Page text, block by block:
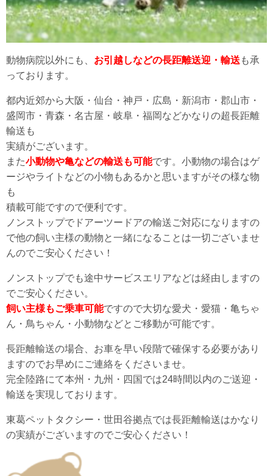
動物病院以外にも、 お引越しなどの長距離送迎・輸送 も承
っております。
都内近郊から大阪・仙台・神戸・広島・新潟市・郡山市・
盛岡市・青森・名古屋・岐阜・福岡などかなりの超長距離
輸送も
実績がございます。
また小動物や亀などの輸送も可能です。小動物の場合はゲ
ージやライトなどの小物もあるかと思いますがその様な物
も
積載可能ですので便利です。
ノンストップでドアーツードアの輸送ご対応になりますの
で他の飼い主様の動物と一緒になることは一切ございませ
んのでご安心ください！
ノンストップでも途中サービスエリアなどは経由しますの
でご安心ください。
飼い主様もご乗車可能ですので大切な愛犬・愛猫・亀ちゃ
ん・鳥ちゃん・小動物などとご移動が可能です。
長距離輸送の場合、お車を早い段階で確保する必要があり
ますのでお早めにご連絡をくださいませ。
完全陸路にて本州・九州・四国では24時間以内のご送迎・
輸送を実現しております。
東葛ペットタクシー・世田谷拠点では長距離輸送はかなり
の実績がございますのでご安心ください！